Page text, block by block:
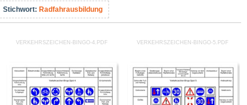
Stichwort: Radfahrausbildung
VERKEHRSZEICHEN-BINGO-4.PDF VERKEHRSZEICHEN-BINGO-5.PDF